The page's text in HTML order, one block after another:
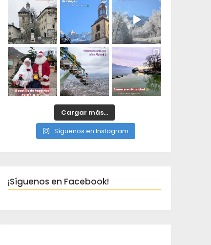
Cargar más...
Síguenos en Instagram
¡Síguenos en Facebook!